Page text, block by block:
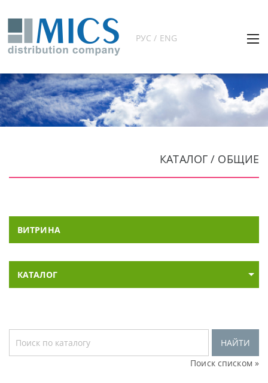
РУС / ENG
КАТАЛОГ / ОБЩИЕ
ВИТРИНА
КАТАЛОГ
НАЙТИ
Поиск списком »